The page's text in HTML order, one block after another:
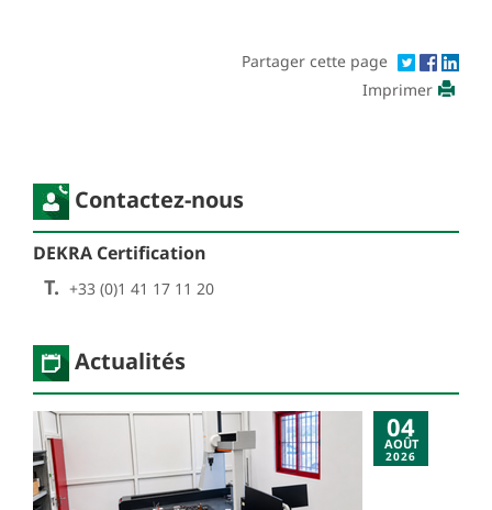
Partager cette page
Imprimer
Contactez-nous
DEKRA Certification
T. +33 (0)1 41 17 11 20
Actualités
04
AOÛT
2026